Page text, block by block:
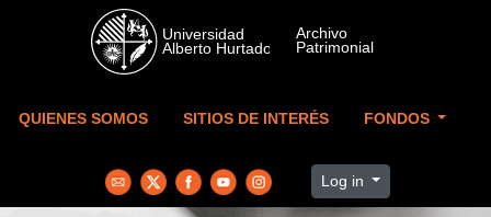
Skip to main content
QUIENES SOMOS SITIOS DE INTERÉS FONDOS
Log in